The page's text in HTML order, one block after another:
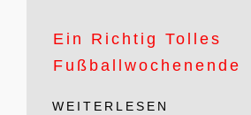
Ein Richtig Tolles
Fußballwochenende
WEITERLESEN